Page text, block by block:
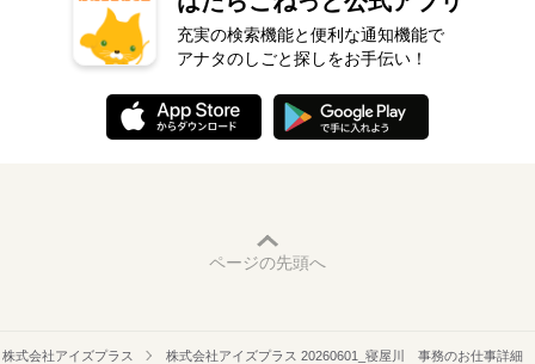
充実の検索機能と便利な通知機能で
アナタのしごと探しをお手伝い！
ページの先頭へ
株式会社アイズプラス 株式会社アイズプラス 20260601_寝屋川 事務のお仕事詳細